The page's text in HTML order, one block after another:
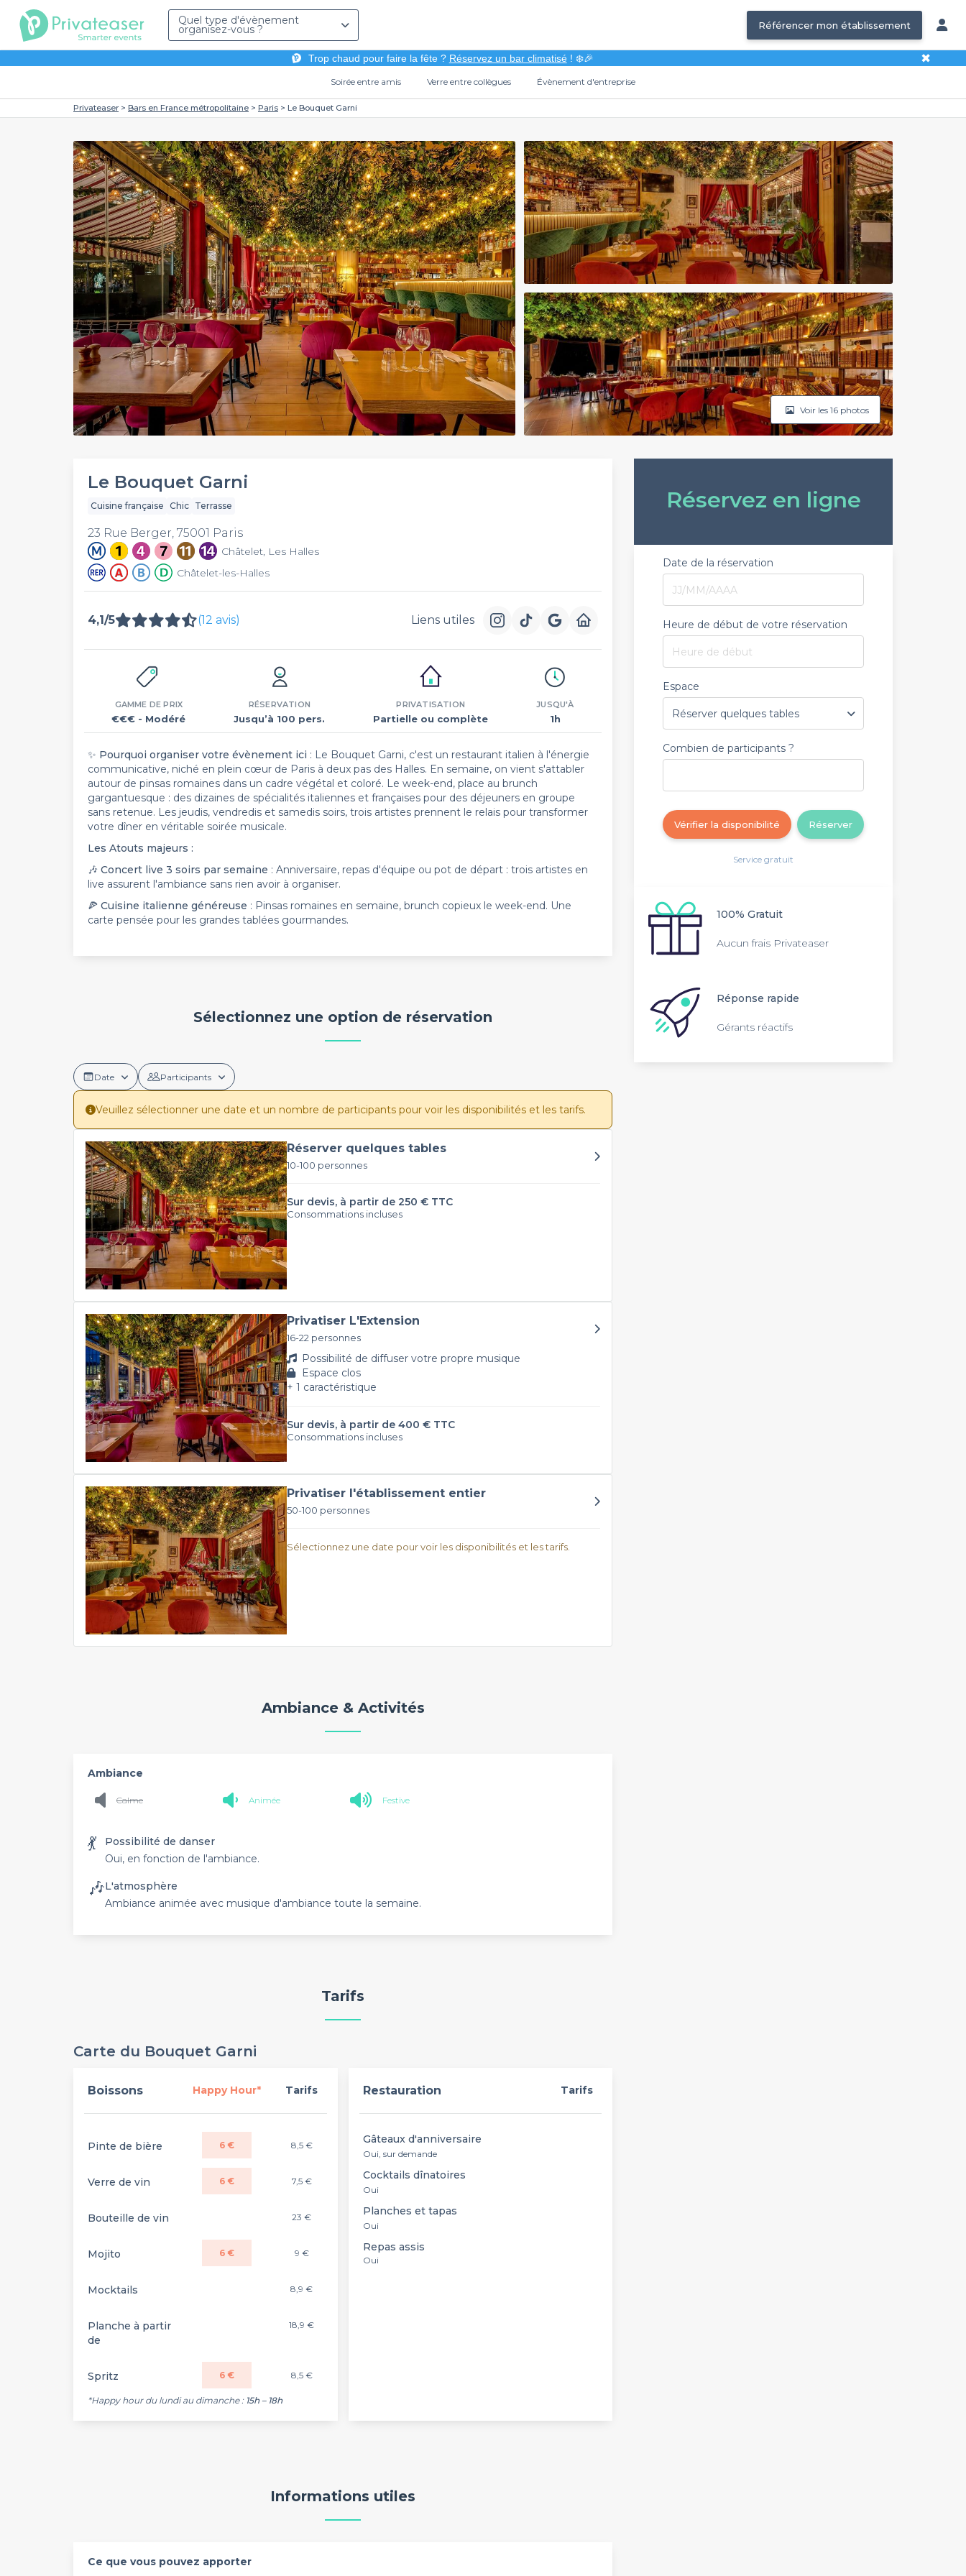
Quel type d'évènement
organisez-vous ? Référencer mon établissement
Trop chaud pour faire la fête ? Réservez un bar climatisé! ❄️🎉 ✖
Soirée entre amis Verre entre collègues Évènement d'entreprise
Privateaser Bars en France métropolitaine Paris Le Bouquet Garni
Voir les 16 photos
Le Bouquet Garni
Cuisine française Chic Terrasse
23 Rue Berger, 75001 Paris
Châtelet, Les Halles
Châtelet-les-Halles
4,1/5 (12 avis) Liens utiles
GAMME DE PRIX
€€€ - Modéré
RÉSERVATION
Jusqu’à 100 pers.
PRIVATISATION
Partielle ou complète
JUSQU'À
1h
✨ Pourquoi organiser votre évènement ici : Le Bouquet Garni, c'est un restaurant italien à l'énergie
communicative, niché en plein cœur de Paris à deux pas des Halles. En semaine, on vient s'attabler
autour de pinsas romaines dans un cadre végétal et coloré. Le week-end, place au brunch
gargantuesque : des dizaines de spécialités italiennes et françaises pour des déjeuners en groupe
sans retenue. Les jeudis, vendredis et samedis soirs, trois artistes prennent le relais pour transformer
votre dîner en véritable soirée musicale.
Les Atouts majeurs :
🎶 Concert live 3 soirs par semaine : Anniversaire, repas d'équipe ou pot de départ : trois artistes en
live assurent l'ambiance sans rien avoir à organiser.
🍕 Cuisine italienne généreuse : Pinsas romaines en semaine, brunch copieux le week-end. Une
carte pensée pour les grandes tablées gourmandes.
Sélectionnez une option de réservation
Date Participants
Veuillez sélectionner une date et un nombre de participants pour voir les disponibilités et les tarifs.
Réserver quelques tables
10-100 personnes
Sur devis, à partir de 250 € TTC
Consommations incluses
Privatiser L'Extension
16-22 personnes
Possibilité de diffuser votre propre musique
Espace clos
+ 1 caractéristique
Sur devis, à partir de 400 € TTC
Consommations incluses
Privatiser l'établissement entier
50-100 personnes
Sélectionnez une date pour voir les disponibilités et les tarifs.
Ambiance & Activités
Ambiance
Calme Animée Festive
💃
Possibilité de danser
Oui, en fonction de l'ambiance.
🎶L'atmosphère
Ambiance animée avec musique d'ambiance toute la semaine.
Tarifs
Carte du Bouquet Garni
Boissons Happy Hour* Tarifs
Pinte de bière 6 € 8,5 €
Verre de vin 6 € 7,5 €
Bouteille de vin 23 €
Mojito 6 € 9 €
Mocktails 8,9 €
Planche à partir
de
18,9 €
Spritz 6 € 8,5 €
*Happy hour du lundi au dimanche : 15h – 18h
Restauration Tarifs
Gâteaux d'anniversaire
Oui, sur demande
Cocktails dînatoires
Oui
Planches et tapas
Oui
Repas assis
Oui
Informations utiles
Ce que vous pouvez apporter
Réservez en ligne
Date de la réservation
Heure de début de votre réservation
Heure de début
Espace
Combien de participants ?
Réserver
Vérifier la disponibilité
Service gratuit
100% Gratuit
Aucun frais Privateaser
Réponse rapide
Gérants réactifs